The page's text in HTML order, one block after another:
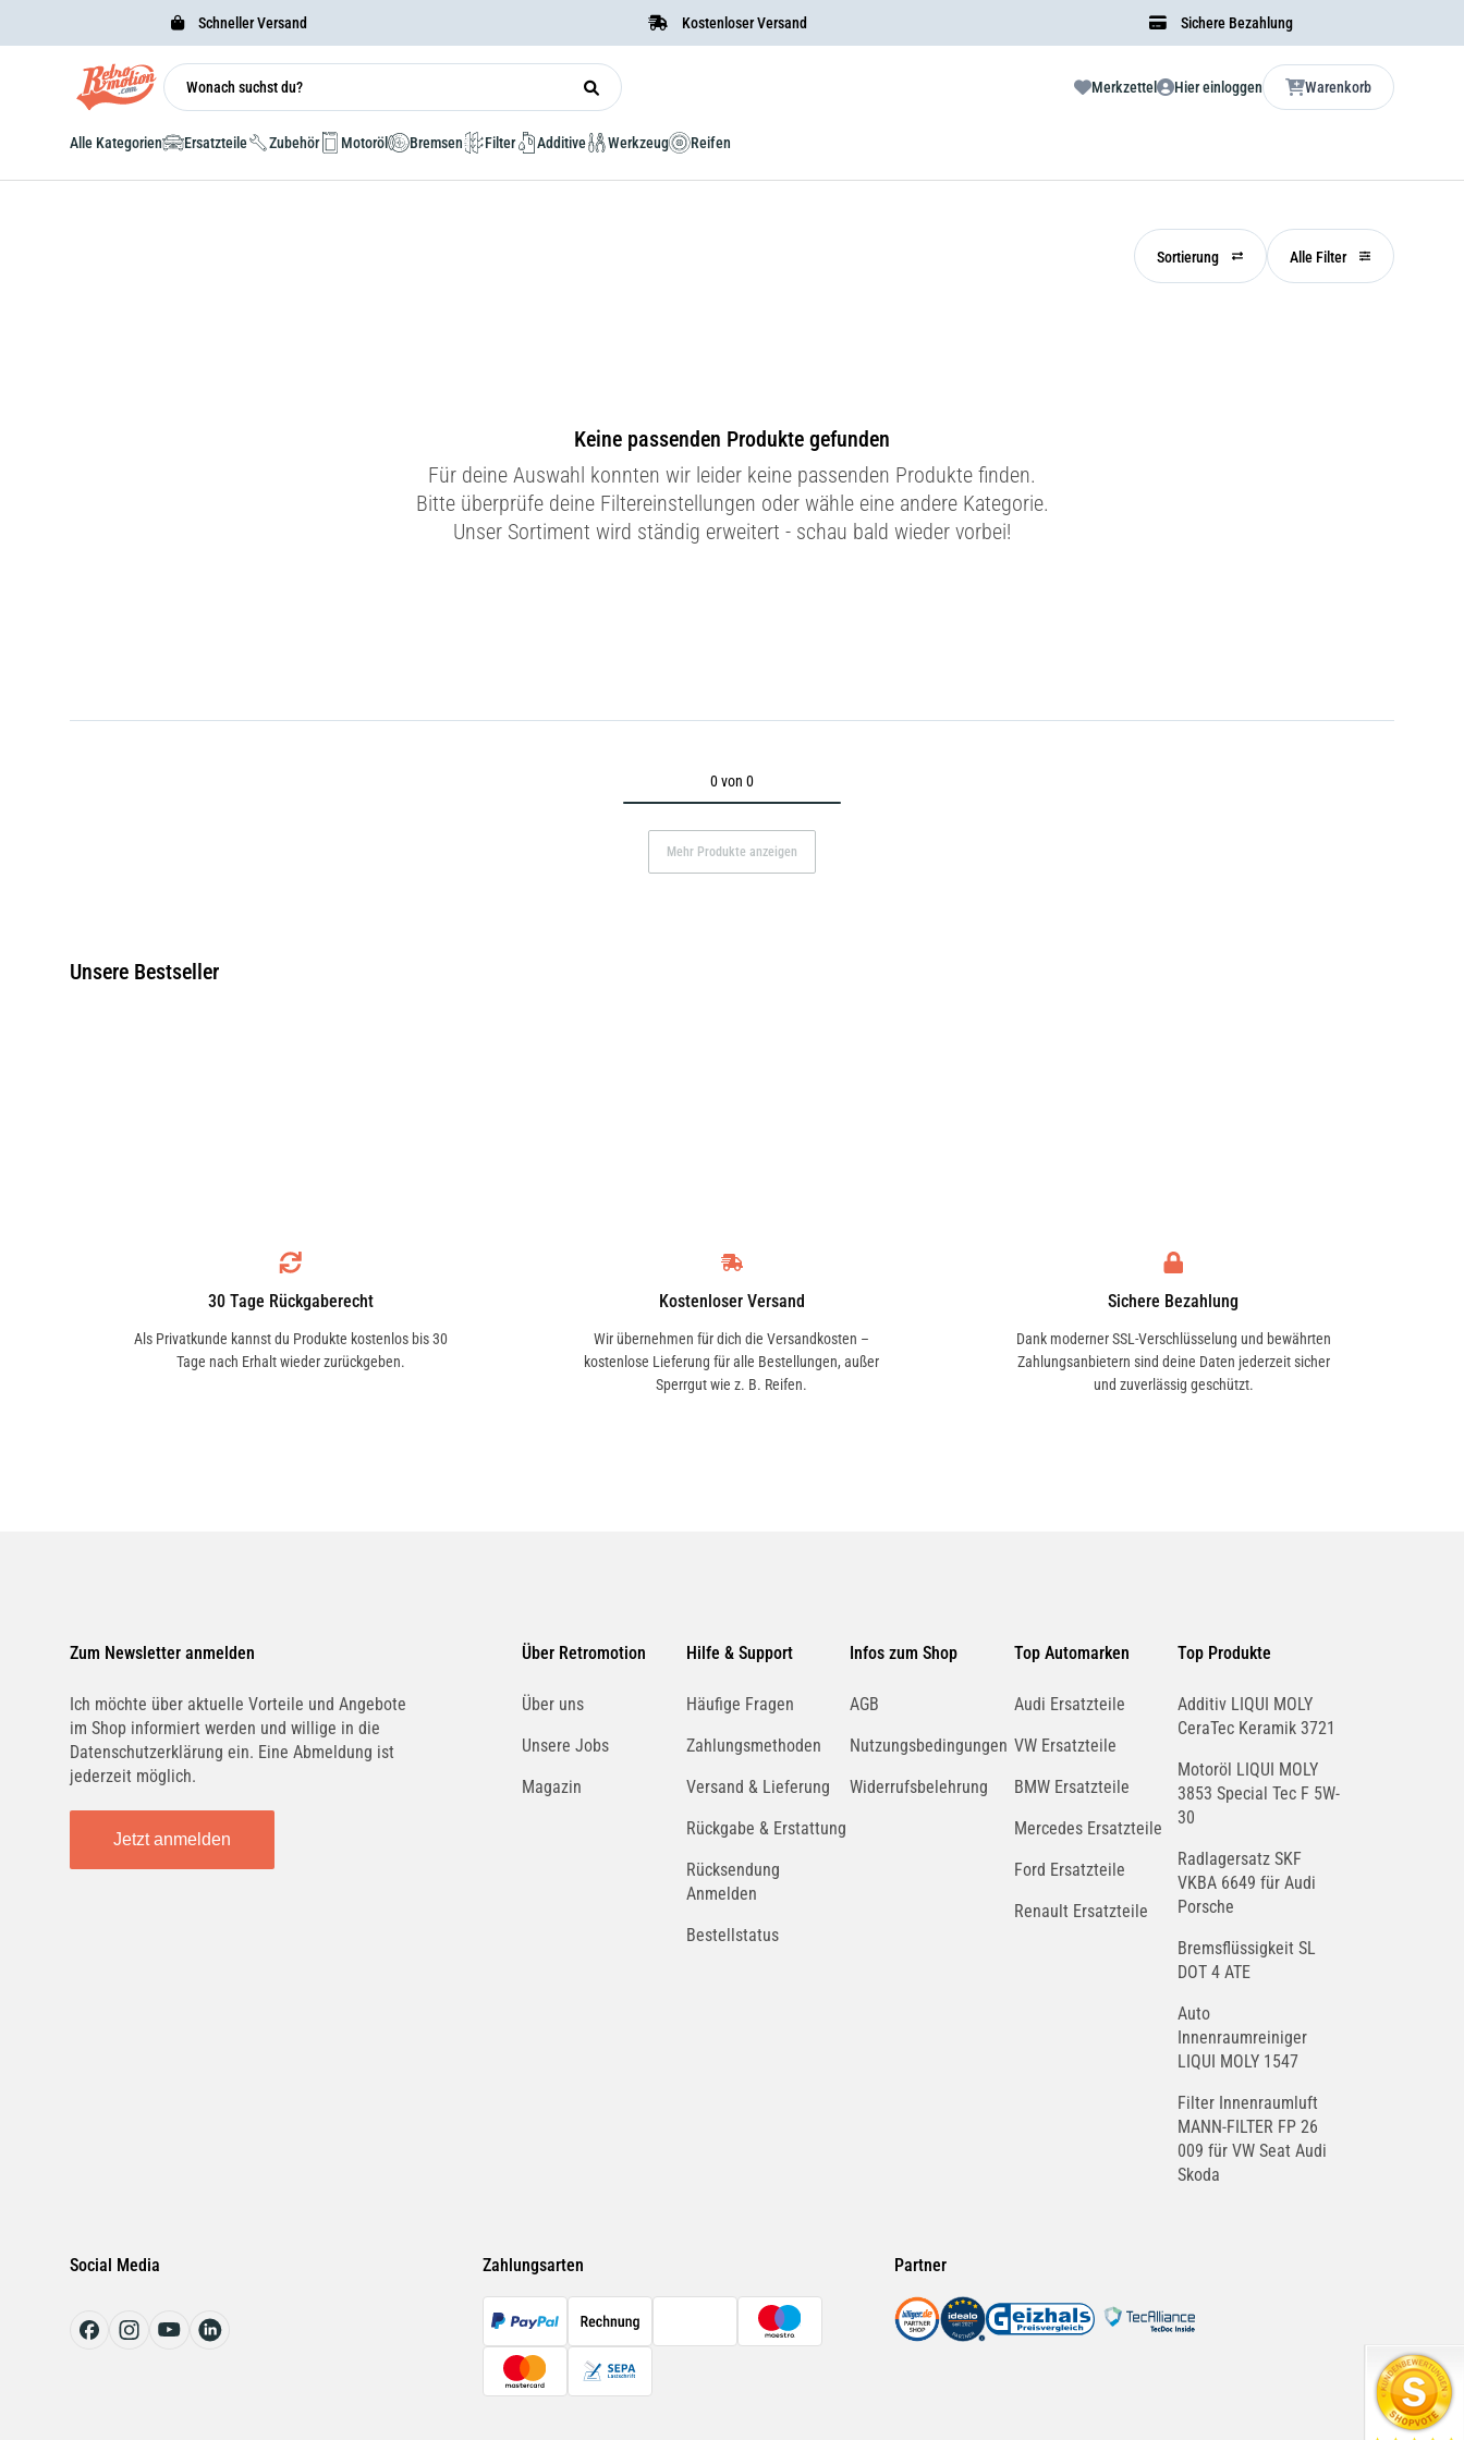
Schneller Versand Kostenloser Versand Sichere Bezahlung
Merkzettel Hier einloggen Warenkorb
Alle Kategorien Ersatzteile Zubehör Motoröl Bremsen Filter Additive Werkzeug Reifen
Sortierung Alle Filter
Keine passenden Produkte gefunden
Für deine Auswahl konnten wir leider keine passenden Produkte finden.
Bitte überprüfe deine Filtereinstellungen oder wähle eine andere Kategorie.
Unser Sortiment wird ständig erweitert - schau bald wieder vorbei!
0 von 0
Mehr Produkte anzeigen
Unsere Bestseller
30 Tage Rückgaberecht
Als Privatkunde kannst du Produkte kostenlos bis 30
Tage nach Erhalt wieder zurückgeben.
Kostenloser Versand
Wir übernehmen für dich die Versandkosten –
kostenlose Lieferung für alle Bestellungen, außer
Sperrgut wie z. B. Reifen.
Sichere Bezahlung
Dank moderner SSL-Verschlüsselung und bewährten
Zahlungsanbietern sind deine Daten jederzeit sicher
und zuverlässig geschützt.
Zum Newsletter anmelden
Ich möchte über aktuelle Vorteile und Angebote
im Shop informiert werden und willige in die
Datenschutzerklärung ein. Eine Abmeldung ist
jederzeit möglich.
Jetzt anmelden
Über Retromotion
Über uns
Unsere Jobs
Magazin
Hilfe & Support
Häufige Fragen
Zahlungsmethoden
Versand & Lieferung
Rückgabe & Erstattung
Rücksendung
Anmelden
Bestellstatus
Infos zum Shop
AGB
Nutzungsbedingungen
Widerrufsbelehrung
Top Automarken
Audi Ersatzteile
VW Ersatzteile
BMW Ersatzteile
Mercedes Ersatzteile
Ford Ersatzteile
Renault Ersatzteile
Top Produkte
Additiv LIQUI MOLY
CeraTec Keramik 3721
Motoröl LIQUI MOLY
3853 Special Tec F 5W-
30
Radlagersatz SKF
VKBA 6649 für Audi
Porsche
Bremsflüssigkeit SL
DOT 4 ATE
Auto
Innenraumreiniger
LIQUI MOLY 1547
Filter Innenraumluft
MANN-FILTER FP 26
009 für VW Seat Audi
Skoda
Social Media Zahlungsarten Partner